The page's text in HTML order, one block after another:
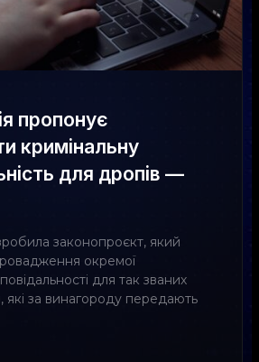
пропонує
кримінальну
для дропів —
законопроєкт, який
окремої
для так званих
за винагороду передають